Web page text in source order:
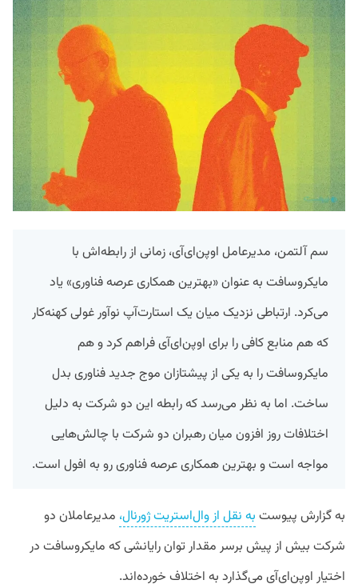
سم آلتمن، مدیرعامل اوپن‌ای‌آی، زمانی از رابطه‌اش با
مایکروسافت به عنوان «بهترین همکاری عرصه فناوری» یاد
می‌کرد. ارتباطی نزدیک میان یک استارت‌آپ نوآور غولی کهنه‌کار
که هم منابع کافی را برای اوپن‌ای‌آی فراهم کرد و هم
مایکروسافت را به یکی از پیشتازان موج جدید فناوری بدل
ساخت. اما به نظر می‌رسد که رابطه این دو شرکت به دلیل
اختلافات روز افزون میان رهبران دو شرکت با چالش‌هایی
مواجه است و بهترین همکاری عرصه فناوری رو به افول است.
به گزارش پیوست به نقل از وال‌استریت ژورنال، مدیرعاملان دو
شرکت بیش از پیش برسر مقدار توان رایانشی که مایکروسافت در
اختیار اوپن‌ای‌آی می‌گذارد به اختلاف خورده‌اند.